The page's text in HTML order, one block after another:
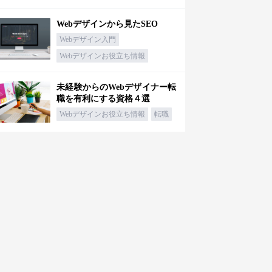
Webデザインから見たSEO
Webデザイン入門
Webデザインお役立ち情報
未経験からのWebデザイナー転
職を有利にする資格４選
Webデザインお役立ち情報 転職